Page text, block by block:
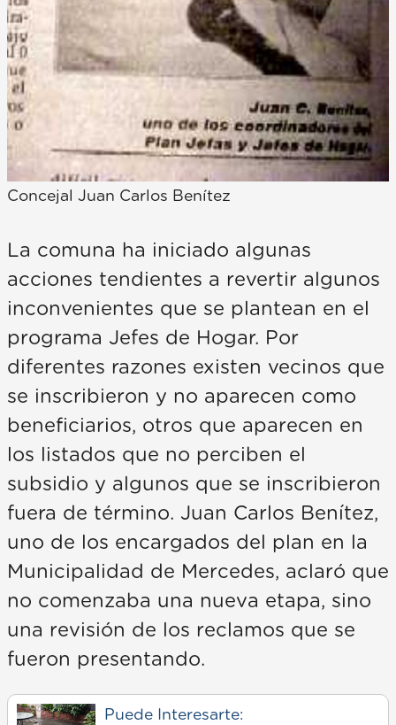
Concejal Juan Carlos Benítez
La comuna ha iniciado algunas
acciones tendientes a revertir algunos
inconvenientes que se plantean en el
programa Jefes de Hogar. Por
diferentes razones existen vecinos que
se inscribieron y no aparecen como
beneficiarios, otros que aparecen en
los listados que no perciben el
subsidio y algunos que se inscribieron
fuera de término. Juan Carlos Benítez,
uno de los encargados del plan en la
Municipalidad de Mercedes, aclaró que
no comenzaba una nueva etapa, sino
una revisión de los reclamos que se
fueron presentando.
Puede Interesarte: